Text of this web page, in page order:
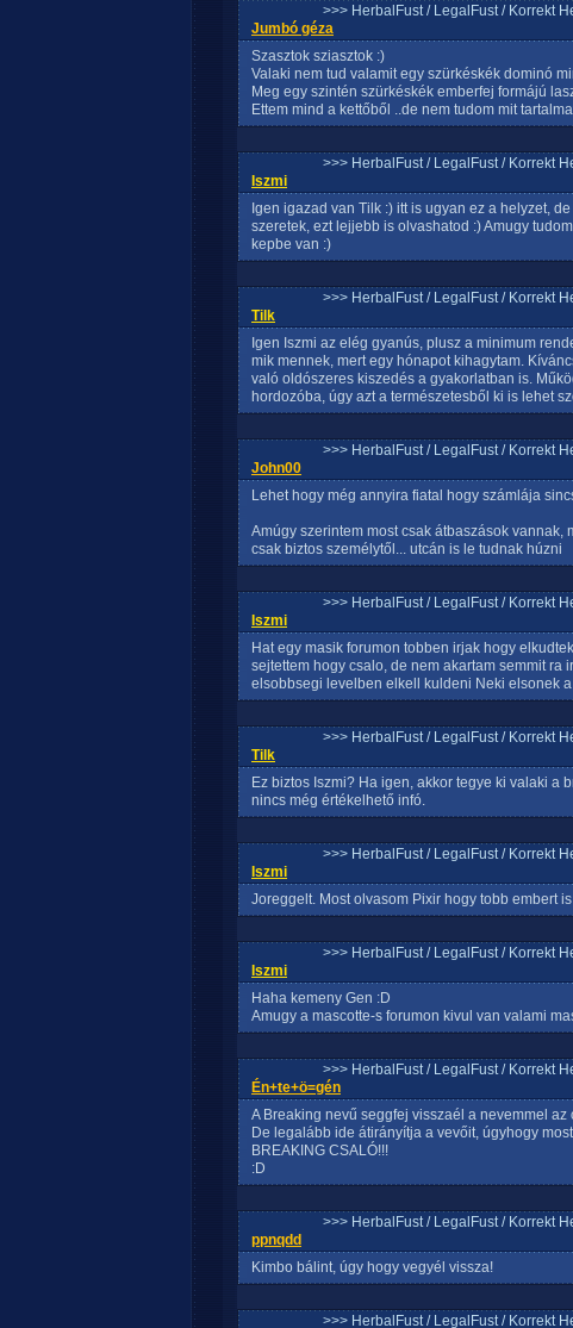
>>> HerbalFust / LegalFust / Korrekt
Jumbó géza
Szasztok sziasztok :)
Valaki nem tud valamit egy szürkéskék dominó
Meg egy szintén szürkéskék emberfej formájú
Ettem mind a kettőből ..de nem tudom mit
>>> HerbalFust / LegalFust / Korrekt
Iszmi
Igen igazad van Tilk :) itt is ugyan ez a helyzet,
szeretek, ezt lejjebb is olvashatod :) Amugy
kepbe van :)
>>> HerbalFust / LegalFust / Korrekt
Tilk
Igen Iszmi az elég gyanús, plusz a minimum
mik mennek, mert egy hónapot kihagytam.
való oldószeres kiszedés a gyakorlatban is.
hordozóba, úgy azt a természetesből ki is lehet
>>> HerbalFust / LegalFust / Korrekt
John00
Lehet hogy még annyira fiatal hogy számlája
Amúgy szerintem most csak átbaszások
csak biztos személytől... utcán is le tudnak húzni
>>> HerbalFust / LegalFust / Korrekt
Iszmi
Hat egy masik forumon tobben irjak hogy
sejtettem hogy csalo, de nem akartam semmit ra
elsobbsegi levelben elkell kuldeni Neki elsonek
>>> HerbalFust / LegalFust / Korrekt
Tilk
Ez biztos Iszmi? Ha igen, akkor tegye ki valaki a
nincs még értékelhető infó.
>>> HerbalFust / LegalFust / Korrekt
Iszmi
Joreggelt. Most olvasom Pixir hogy tobb embert
>>> HerbalFust / LegalFust / Korrekt
Iszmi
Haha kemeny Gen :D
Amugy a mascotte-s forumon kivul van valami
>>> HerbalFust / LegalFust / Korrekt
Én+te+ö=gén
A Breaking nevű seggfej visszaél a nevemmel az
De legalább ide átirányítja a vevőit, úgyhogy
BREAKING CSALÓ!!!
:D
>>> HerbalFust / LegalFust / Korrekt
ppnqdd
Kimbo bálint, úgy hogy vegyél vissza!
>>> HerbalFust / LegalFust / Korrekt